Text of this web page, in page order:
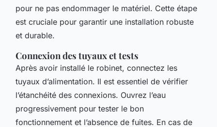
pour ne pas endommager le matériel. Cette étape
est cruciale pour garantir une installation robuste
et durable.
Connexion des tuyaux et tests
Après avoir installé le robinet, connectez les
tuyaux d’alimentation. Il est essentiel de vérifier
l’étanchéité des connexions. Ouvrez l’eau
progressivement pour tester le bon
fonctionnement et l’absence de fuites. En cas de